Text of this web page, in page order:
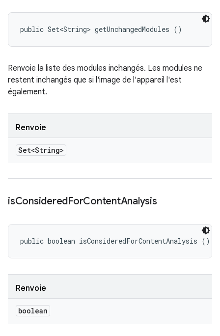
public Set<String> getUnchangedModules ()
Renvoie la liste des modules inchangés. Les modules ne
restent inchangés que si l'image de l'appareil l'est
également.
Renvoie
Set<String>
isConsideredForContentAnalysis
public boolean isConsideredForContentAnalysis ()
Renvoie
boolean